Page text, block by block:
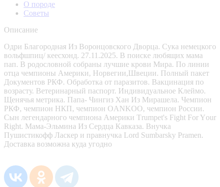
О породе
Советы
Описание
Одри Благородная Из Воронцовского Дворца. Сука немецкого
вольфшпиц/ кеесхонд. 27.11.2025. В поиске любящих мама
пап. В родословной собраны лучшие крови Мира. По линии
отца чемпионы Америки, Норвегии,Швеции. Полный пакет
Документов РКФ. Обработка от паразитов. Вакцинация по
возрасту. Ветеринарный паспорт. Индивидуальное Клеймо.
Щенячья метрика. Папа- Чингиз Хан Из Мирашела. Чемпион
РКФ, чемпион НКП, чемпион OANKOO, чемпион России.
Сын легендарного чемпиона Америки Тrumреt's Fight Fоr Yоur
Right. Мама-Эльмина Из Сердца Кавказа. Внучка
Пушистикофф Ласкер и правнучка Lord Sumbarsky Pramen.
Доставка возможна куда угодно